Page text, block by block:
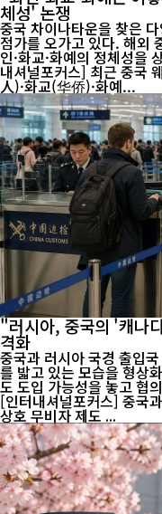
체성' 논쟁
중국 차이나타운을 찾은
점가를 오가고 있다. 해외
인·화교·화예의 정체성을
내셔널포커스] 최근 중국
人)·화교(华侨)·화예...
"러시아, 중국의 '캐나
격화
중국과 러시아 국경 출입
를 밟고 있는 모습을 형상
도 도입 가능성을 놓고 협
[인터내셔널포커스] 중국
상호 무비자 제도 ...